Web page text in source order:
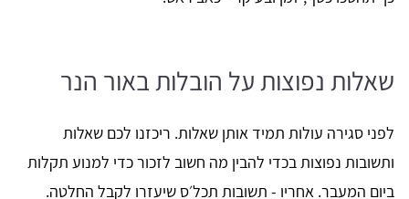
שאלות נפוצות על הובלות באור הנר
לפני סגירה עולות תמיד אותן שאלות. ריכזנו לכם שאלות
ותשובות נפוצות בכדי להבין מה חשוב לזכור כדי למנוע תקלות
ביום המעבר. אחריו - תשובות תכל׳ס שיעזרו לקבל החלטה.